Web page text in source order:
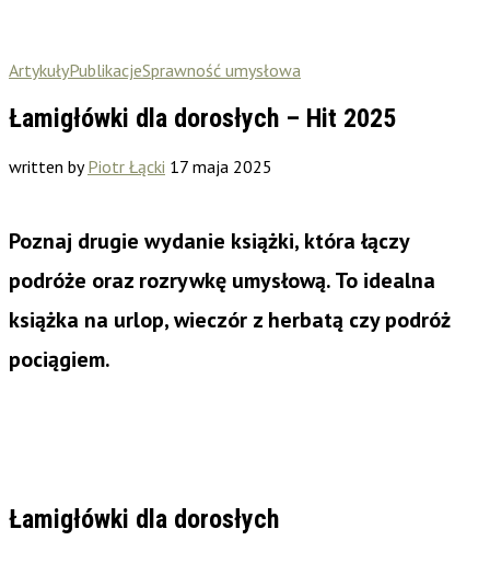
ArtykułyPublikacjeSprawność umysłowa
Łamigłówki dla dorosłych – Hit 2025
written byPiotr Łącki 17 maja 2025
Poznaj drugie wydanie książki, która łączy
podróże oraz rozrywkę umysłową. To idealna
książka na urlop, wieczór z herbatą czy podróż
pociągiem.
Łamigłówki dla dorosłych